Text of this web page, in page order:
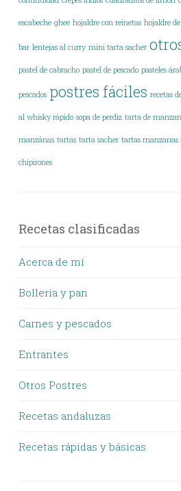
escabeche ghee hojaldre con reinetas hojaldre
bar lentejas al curry mini tarta sacher
pastel de cabracho pastel de pescado pasteles
pescados postres fáciles recetas
al whisky rápido sopa de perdiz tarta de
manzánas tartas tarta sacher tartas manzanas
chipirones
Recetas clasificadas
Acerca de mí
Bollería y pan
Carnes y pescados
Entrantes
Otros Postres
Recetas andaluzas
Recetas rápidas y básicas